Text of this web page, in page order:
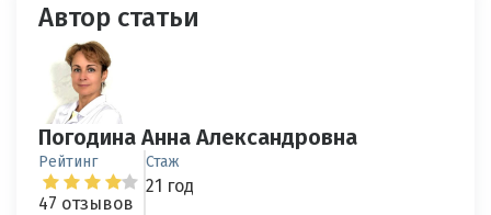
Автор статьи
Погодина Анна Александровна
Рейтинг
47 отзывов
Стаж
21 год